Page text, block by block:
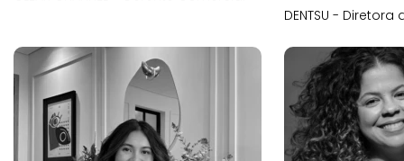
DENTSU -